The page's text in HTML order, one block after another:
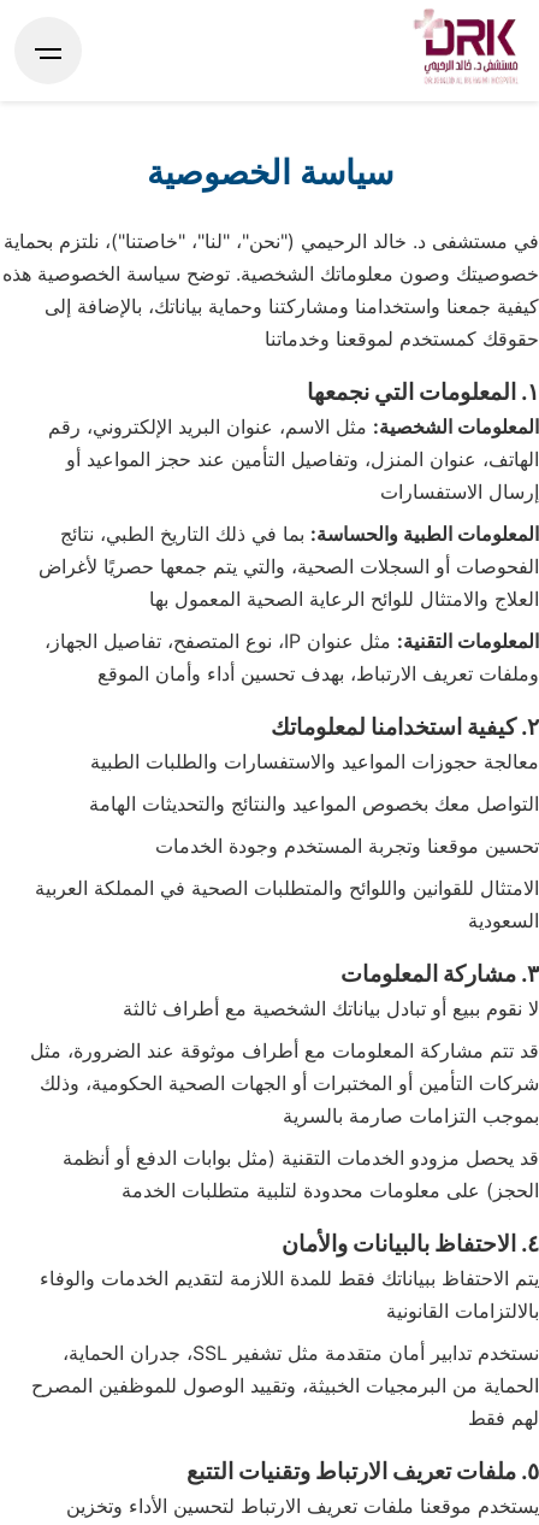
سياسة الخصوصية
في مستشفى د. خالد الرحيمي ("نحن"، "لنا"، "خاصتنا")، نلتزم بحماية
خصوصيتك وصون معلوماتك الشخصية. توضح سياسة الخصوصية هذه
كيفية جمعنا واستخدامنا ومشاركتنا وحماية بياناتك، بالإضافة إلى
حقوقك كمستخدم لموقعنا وخدماتنا
١. المعلومات التي نجمعها
المعلومات الشخصية: مثل الاسم، عنوان البريد الإلكتروني، رقم
الهاتف، عنوان المنزل، وتفاصيل التأمين عند حجز المواعيد أو
إرسال الاستفسارات
المعلومات الطبية والحساسة: بما في ذلك التاريخ الطبي، نتائج
الفحوصات أو السجلات الصحية، والتي يتم جمعها حصريًا لأغراض
العلاج والامتثال للوائح الرعاية الصحية المعمول بها
المعلومات التقنية:
مثل عنوان IP، نوع المتصفح، تفاصيل الجهاز،
وملفات تعريف الارتباط، بهدف تحسين أداء وأمان الموقع
٢. كيفية استخدامنا لمعلوماتك
معالجة حجوزات المواعيد والاستفسارات والطلبات الطبية
التواصل معك بخصوص المواعيد والنتائج والتحديثات الهامة
تحسين موقعنا وتجربة المستخدم وجودة الخدمات
الامتثال للقوانين واللوائح والمتطلبات الصحية في المملكة العربية
السعودية
٣. مشاركة المعلومات
لا نقوم ببيع أو تبادل بياناتك الشخصية مع أطراف ثالثة
قد تتم مشاركة المعلومات مع أطراف موثوقة عند الضرورة، مثل
شركات التأمين أو المختبرات أو الجهات الصحية الحكومية، وذلك
بموجب التزامات صارمة بالسرية
قد يحصل مزودو الخدمات التقنية (مثل بوابات الدفع أو أنظمة
الحجز) على معلومات محدودة لتلبية متطلبات الخدمة
٤. الاحتفاظ بالبيانات والأمان
يتم الاحتفاظ ببياناتك فقط للمدة اللازمة لتقديم الخدمات والوفاء
بالالتزامات القانونية
نستخدم تدابير أمان متقدمة مثل تشفير SSL، جدران الحماية،
الحماية من البرمجيات الخبيثة، وتقييد الوصول للموظفين المصرح
لهم فقط
٥. ملفات تعريف الارتباط وتقنيات التتبع
يستخدم موقعنا ملفات تعريف الارتباط لتحسين الأداء وتخزين